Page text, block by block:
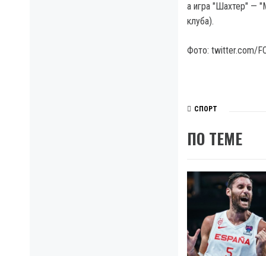
а игра "Шахтер" —
клуба).
Фото: twitter.com/
СПОРТ
ПО ТЕМЕ